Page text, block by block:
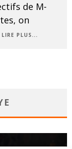
de M-
on
LIRE PLUS...